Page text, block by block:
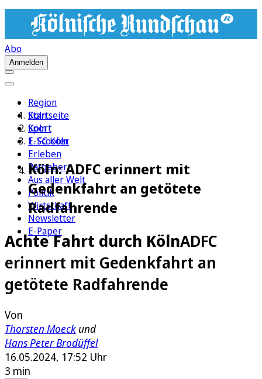
Abo
Anmelden
Region
Köln
Sport
1. FC Köln
Erleben
Ratgeber
Aus aller Welt
Politik
Wirtschaft
Newsletter
E-Paper
Startseite
Köln
E-Scooter
Köln: ADFC erinnert mit
Gedenkfahrt an getötete
Radfahrende
Achte Fahrt durch KölnADFC
erinnert mit Gedenkfahrt an
getötete Radfahrende
Von
Thorsten Moeck und
Hans Peter Brodüffel
16.05.2024, 17:52 Uhr
3 min